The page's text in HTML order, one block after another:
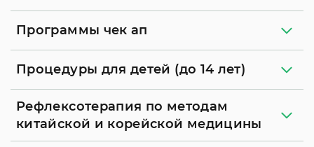
Программы чек ап
Процедуры для детей (до 14 лет)
Рефлексотерапия по методам
китайской и корейской медицины